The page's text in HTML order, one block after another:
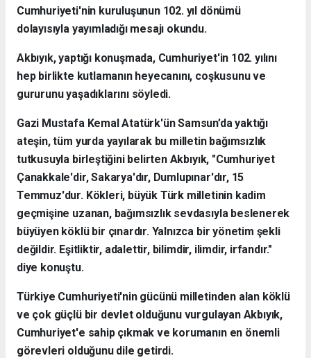
Cumhuriyeti'nin kuruluşunun 102. yıl dönümü
dolayısıyla yayımladığı mesajı okundu.
Akbıyık, yaptığı konuşmada, Cumhuriyet'in 102. yılını
hep birlikte kutlamanın heyecanını, coşkusunu ve
gururunu yaşadıklarını söyledi.
Gazi Mustafa Kemal Atatürk'ün Samsun’da yaktığı
ateşin, tüm yurda yayılarak bu milletin bağımsızlık
tutkusuyla birleştiğini belirten Akbıyık, "Cumhuriyet
Çanakkale'dir, Sakarya'dır, Dumlupınar'dır, 15
Temmuz'dur. Kökleri, büyük Türk milletinin kadim
geçmişine uzanan, bağımsızlık sevdasıyla beslenerek
büyüyen köklü bir çınardır. Yalnızca bir yönetim şekli
değildir. Eşitliktir, adalettir, bilimdir, ilimdir, irfandır."
diye konuştu.
Türkiye Cumhuriyeti'nin gücünü milletinden alan köklü
ve çok güçlü bir devlet olduğunu vurgulayan Akbıyık,
Cumhuriyet'e sahip çıkmak ve korumanın en önemli
görevleri olduğunu dile getirdi.